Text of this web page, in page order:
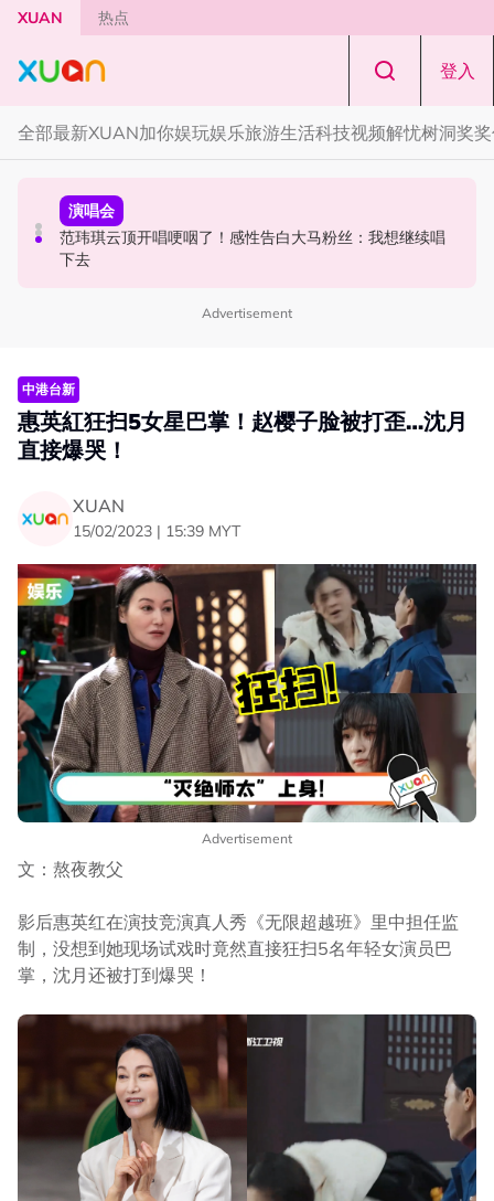
Skip to main content
XUAN 热点
登入
全部最新XUAN加你娱玩娱乐旅游生活科技视频解忧树洞奖
中港台新
陈土豆玩梗《下一站幸福》！同框阿信、吴建豪上演“光晞
不能捐”桥段
演唱会
范玮琪云顶开唱哽咽了！感性告白大马粉丝：我想继续唱
下去
中港台新
《披荆斩棘2026》正式官宣全阵容！余文乐、刘畊宏、孙
楠都来了
Advertisement
中港台新
惠英紅狂扫5女星巴掌！赵樱子脸被打歪…沈月
直接爆哭！
XUAN
15/02/2023 | 15:39 MYT
Advertisement
文：熬夜教父
影后惠英红在演技竞演真人秀《无限超越班》里中担任监
制，没想到她现场试戏时竟然直接狂扫5名年轻女演员巴
掌，沈月还被打到爆哭！